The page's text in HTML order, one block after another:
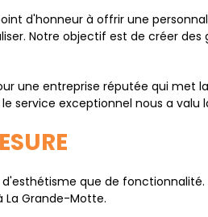
d'honneur à offrir une
Notre objectif est de créer
une entreprise réputée qui
service exceptionnel nous a
que de fonctionnalité.
La Grande-Motte.